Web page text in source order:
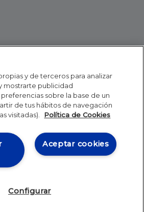
y de terceros para analizar
mostrarte publicidad
sobre la base de un
de tus hábitos de navegación
visitadas).
Política de Cookies
Aceptar cookies
Configurar